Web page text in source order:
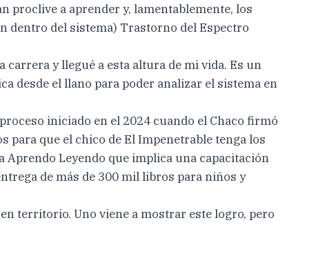
proclive a aprender y, lamentablemente, los
dentro del sistema) Trastorno del Espectro
carrera y llegué a esta altura de mi vida. Es un
desde el llano para poder analizar el sistema en
iniciado en el 2024 cuando el Chaco firmó
que el chico de El Impenetrable tenga los
Aprendo Leyendo que implica una capacitación
de más de 300 mil libros para niños y
territorio. Uno viene a mostrar este logro, pero